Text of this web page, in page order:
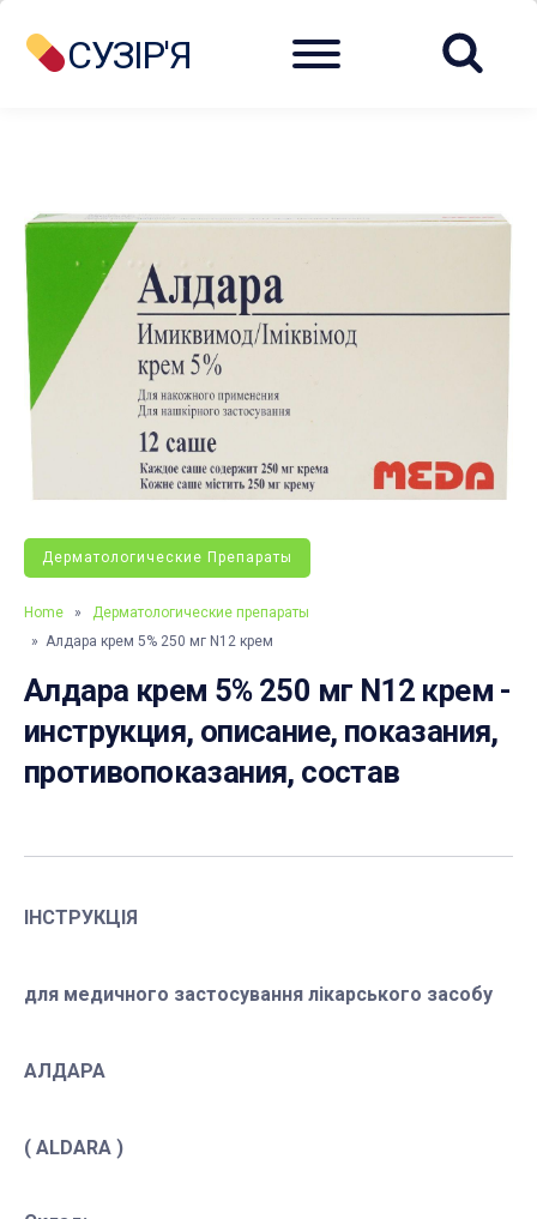
СУЗІР'Я Menu
Дерматологические Препараты
Home »
Дерматологические препараты
» Алдара крем 5% 250 мг N12 крем
Алдара крем 5% 250 мг N12 крем -
инструкция, описание, показания,
противопоказания, состав
ІНСТРУКЦІЯ
для медичного застосування лікарського засобу
АЛДАРА
( ALDARA )